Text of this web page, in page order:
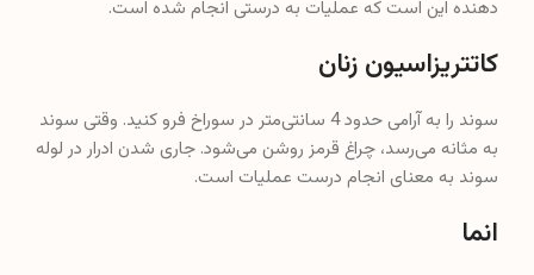
دهنده این است که عملیات به درستی انجام شده است.
کاتتریزاسیون زنان
سوند را به آرامی حدود 4 سانتی‌متر در سوراخ فرو کنید. وقتی سوند
به مثانه می‌رسد، چراغ قرمز روشن می‌شود. جاری شدن ادرار در لوله
سوند به معنای انجام درست عملیات است.
انما